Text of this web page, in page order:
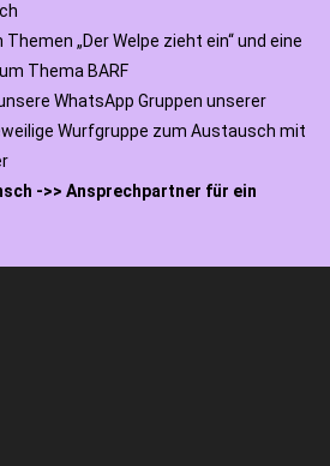
„Der Welpe zieht ein“ und eine
Thema BARF
WhatsApp Gruppen unserer
Wurfgruppe zum Austausch mit
->> Ansprechpartner für ein